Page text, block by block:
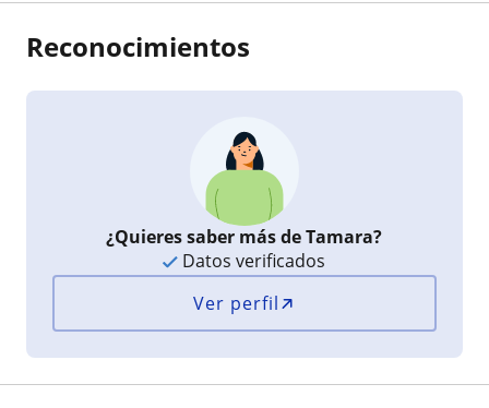
Reconocimientos
¿Quieres saber más de Tamara?
Datos verificados
Ver perfil